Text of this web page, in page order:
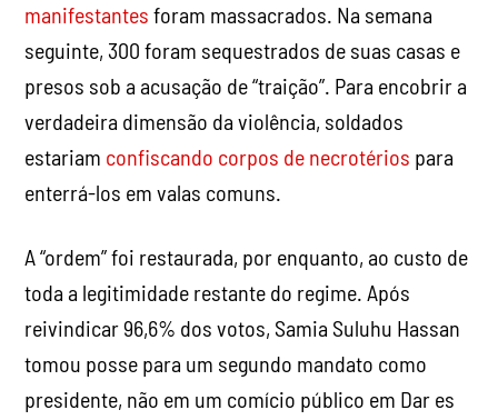
manifestantes foram massacrados. Na semana
seguinte, 300 foram sequestrados de suas casas e
presos sob a acusação de “traição”. Para encobrir a
verdadeira dimensão da violência, soldados
estariam confiscando corpos de necrotérios para
enterrá-los em valas comuns.
A “ordem” foi restaurada, por enquanto, ao custo de
toda a legitimidade restante do regime. Após
reivindicar 96,6% dos votos, Samia Suluhu Hassan
tomou posse para um segundo mandato como
presidente, não em um comício público em Dar es